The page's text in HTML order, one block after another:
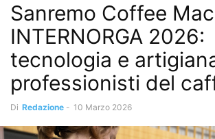
Sanremo Coffee
INTERNORGA 2026:
tecnologia e
professionisti del
Di Redazione - 10 Marzo 2026